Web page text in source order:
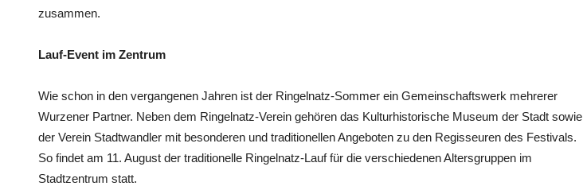
zusammen.
Lauf-Event im Zentrum
Wie schon in den vergangenen Jahren ist der Ringelnatz-Sommer ein Gemeinschaftswerk mehrerer
Wurzener Partner. Neben dem Ringelnatz-Verein gehören das Kulturhistorische Museum der Stadt sowie
der Verein Stadtwandler mit besonderen und traditionellen Angeboten zu den Regisseuren des Festivals.
So findet am 11. August der traditionelle Ringelnatz-Lauf für die verschiedenen Altersgruppen im
Stadtzentrum statt.